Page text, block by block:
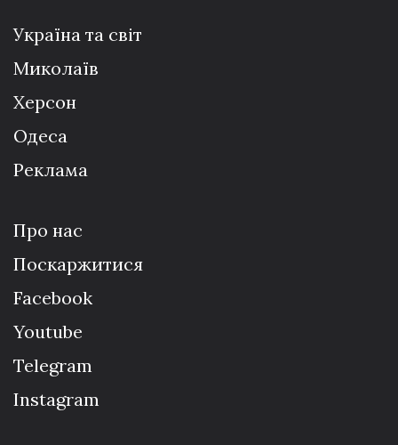
Україна та світ
Миколаїв
Херсон
Одеса
Реклама
Про нас
Поскаржитися
Facebook
Youtube
Telegram
Instagram